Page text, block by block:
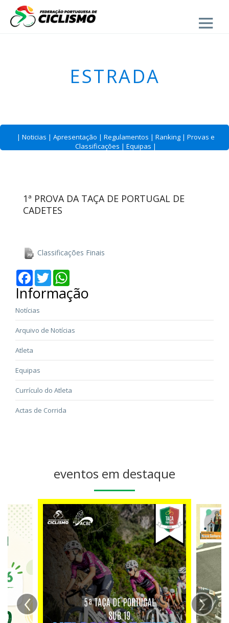
Close
ESTRADA
| Noticias | Apresentação | Regulamentos | Ranking | Provas e
Classificações | Equipas |
1ª PROVA DA TAÇA DE PORTUGAL DE
CADETES
Classificações Finais
Facebook
Twitter
Informação
Notícias
Arquivo de Notícias
Atleta
Equipas
Currículo do Atleta
Actas de Corrida
eventos em destaque
‹ ›